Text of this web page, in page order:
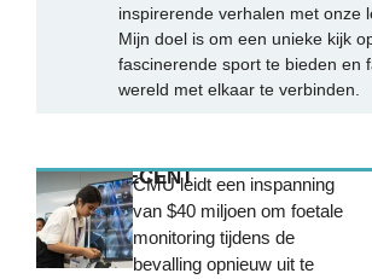
inspirerende verhalen met onze
Mijn doel is om een unieke kijk
fascinerende sport te bieden en
wereld met elkaar te verbinden.
MEEST RECENTCMU leidt een inspanning
van $40 miljoen om foetale
monitoring tijdens de
bevalling opnieuw uit te